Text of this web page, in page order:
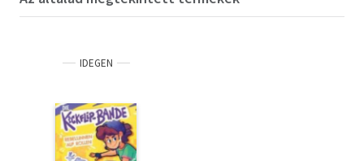
IDEGEN